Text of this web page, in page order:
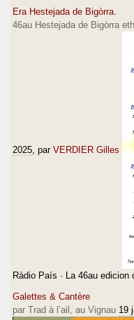
Era Hestejada de Bigòrra.
46au Hestejada de Bigòrra
2025 , par VERDIER Gilles
Ràdio País · La 46au
Galettes & Cantère
par Trad à l’ail, au Vignau 19